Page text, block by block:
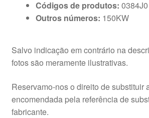
Códigos de produtos: 0384J0
Outros números: 150KW
Salvo indicação em contrário na
fotos são meramente ilustrativas.
Reservamo-nos o direito de substituir
encomendada pela referência de
fabricante.